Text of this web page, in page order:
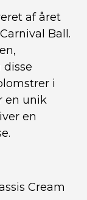
af året
Ball.
i
en unik
en
Cream